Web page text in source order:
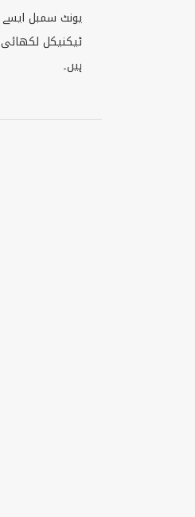
یونٹ سمبل ایسے
ہیں۔